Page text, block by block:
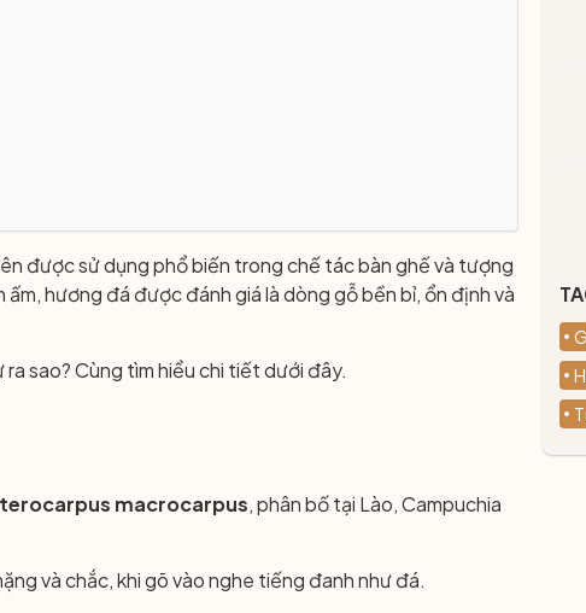
được sử dụng phổ biến trong chế tác bàn ghế và tượng
hương đá được đánh giá là dòng gỗ bền bỉ, ổn định và
sao? Cùng tìm hiểu chi tiết dưới đây.
macrocarpus, phân bố tại Lào, Campuchia
và chắc, khi gõ vào nghe tiếng đanh như đá.